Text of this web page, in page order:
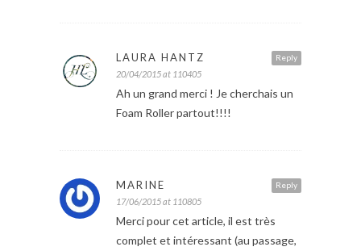
Reply
LAURA HANTZ
20/04/2015 at 110405
Ah un grand merci ! Je cherchais un
Foam Roller partout!!!!
Reply
MARINE
17/06/2015 at 110805
Merci pour cet article, il est très
complet et intéressant (au passage,